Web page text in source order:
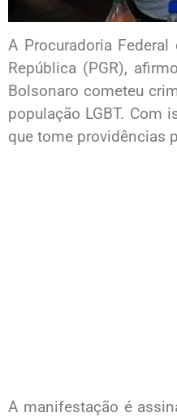
A Procuradoria
República (PGR),
Bolsonaro cometeu
população LGBT. Com
que tome providências
A manifestação é